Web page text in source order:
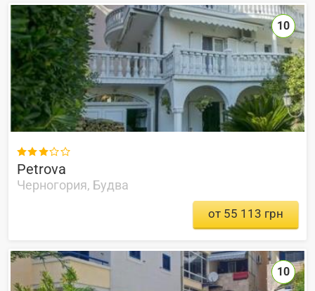

Petrova
Черногория, Будва
10
от 55 113 грн
10